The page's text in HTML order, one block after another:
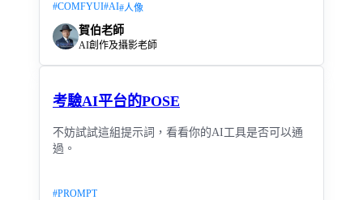
#COMFYUI#AI#人像
賀伯老師
AI創作及攝影老師
考驗AI平台的POSE
不妨試試這組提示詞，看看你的AI工具是否可以通
過。
#PROMPT